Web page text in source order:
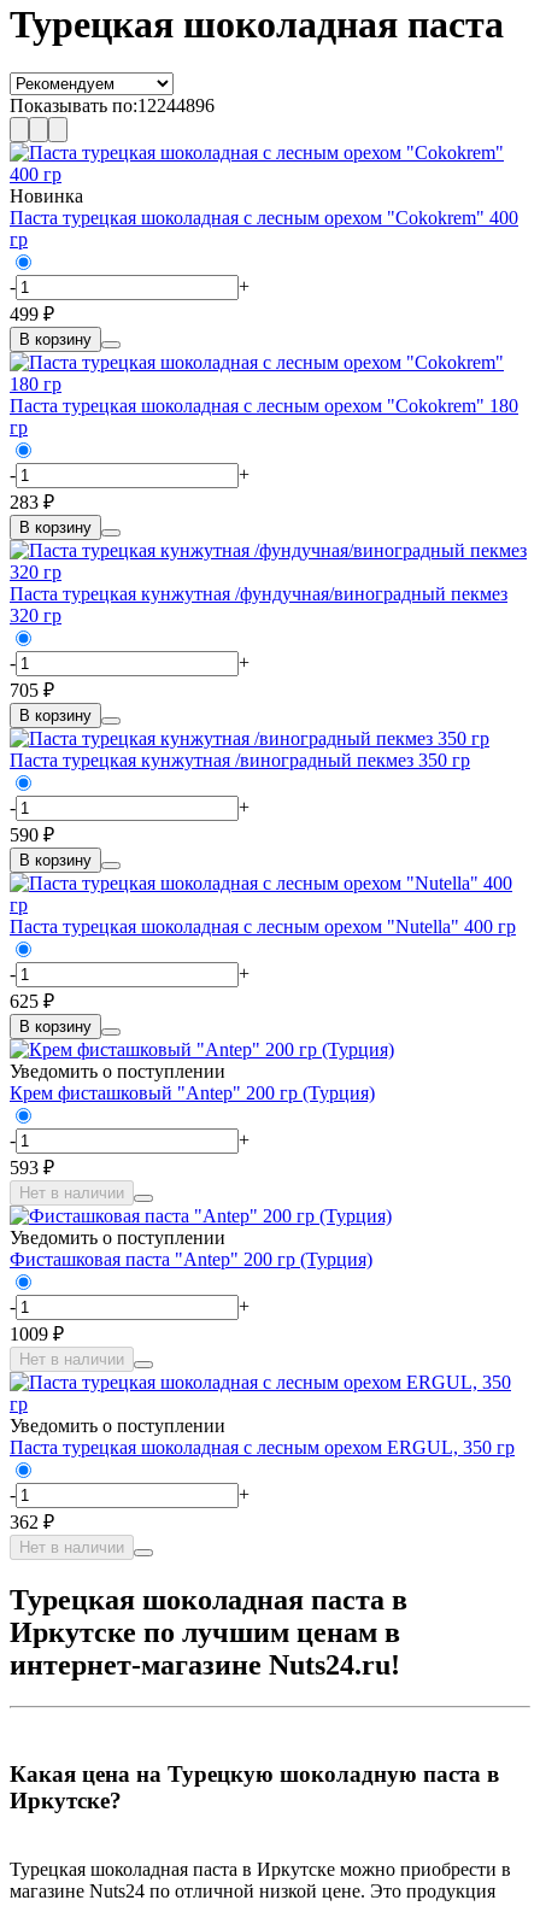
Турецкая шоколадная паста
Показывать по:12244896
Новинка
Паста турецкая шоколадная с лесным орехом "Cokokrem" 400
гр
-
+
499 ₽
В корзину
Паста турецкая шоколадная с лесным орехом "Cokokrem" 180
гр
-
+
283 ₽
В корзину
Паста турецкая кунжутная /фундучная/виноградный пекмез
320 гр
-
+
705 ₽
В корзину
Паста турецкая кунжутная /виноградный пекмез 350 гр
-
+
590 ₽
В корзину
Паста турецкая шоколадная с лесным орехом "Nutella" 400 гр
-
+
625 ₽
В корзину
Уведомить о поступлении
Крем фисташковый "Antep" 200 гр (Турция)
-
+
593 ₽
Нет в наличии
Уведомить о поступлении
Фисташковая паста "Antep" 200 гр (Турция)
-
+
1009 ₽
Нет в наличии
Уведомить о поступлении
Паста турецкая шоколадная с лесным орехом ERGUL, 350 гр
-
+
362 ₽
Нет в наличии
Турецкая шоколадная паста в
Иркутске по лучшим ценам в
интернет-магазине Nuts24.ru!
Какая цена на Турецкую шоколадную паста в
Иркутске?
Турецкая шоколадная паста в Иркутске можно приобрести в
магазине Nuts24 по отличной низкой цене. Это продукция